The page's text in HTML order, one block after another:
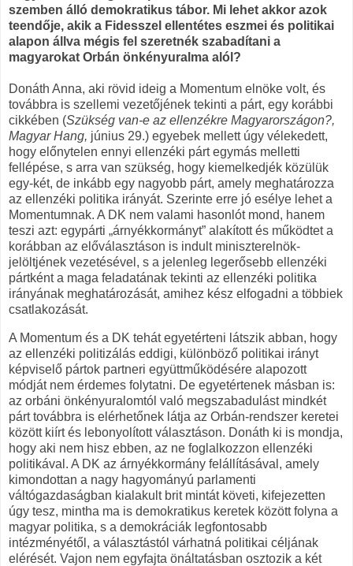
szemben álló demokratikus tábor. Mi lehet akkor azok
teendője, akik a Fidesszel ellentétes eszmei és politikai
alapon állva mégis fel szeretnék szabadítani a
magyarokat Orbán önkényuralma alól?
Donáth Anna, aki rövid ideig a Momentum elnöke volt, és
továbbra is szellemi vezetőjének tekinti a párt, egy korábbi
cikkében (Szükség van-e az ellenzékre Magyarországon?,
Magyar Hang, június 29.) egyebek mellett úgy vélekedett,
hogy előnytelen ennyi ellenzéki párt egymás melletti
fellépése, s arra van szükség, hogy kiemelkedjék közülük
egy-két, de inkább egy nagyobb párt, amely meghatározza
az ellenzéki politika irányát. Szerinte erre jó esélye lehet a
Momentumnak. A DK nem valami hasonlót mond, hanem
teszi azt: egypárti „árnyékkormányt” alakított és működtet a
korábban az előválasztáson is indult miniszterelnök-
jelöltjének vezetésével, s a jelenleg legerősebb ellenzéki
pártként a maga feladatának tekinti az ellenzéki politika
irányának meghatározását, amihez kész elfogadni a többiek
csatlakozását.
A Momentum és a DK tehát egyetérteni látszik abban, hogy
az ellenzéki politizálás eddigi, különböző politikai irányt
képviselő pártok partneri együttműködésére alapozott
módját nem érdemes folytatni. De egyetértenek másban is:
az orbáni önkényuralomtól való megszabadulást mindkét
párt továbbra is elérhetőnek látja az Orbán-rendszer keretei
között kiírt és lebonyolított választáson. Donáth ki is mondja,
hogy aki nem hisz ebben, az ne foglalkozzon ellenzéki
politikával. A DK az árnyékkormány felállításával, amely
kimondottan a nagy hagyományú parlamenti
váltógazdaságban kialakult brit mintát követi, kifejezetten
úgy tesz, mintha ma is demokratikus keretek között folyna a
magyar politika, s a demokráciák legfontosabb
intézményétől, a választástól várhatná politikai céljának
elérését. Vajon nem egyfajta önáltatásban osztozik a két